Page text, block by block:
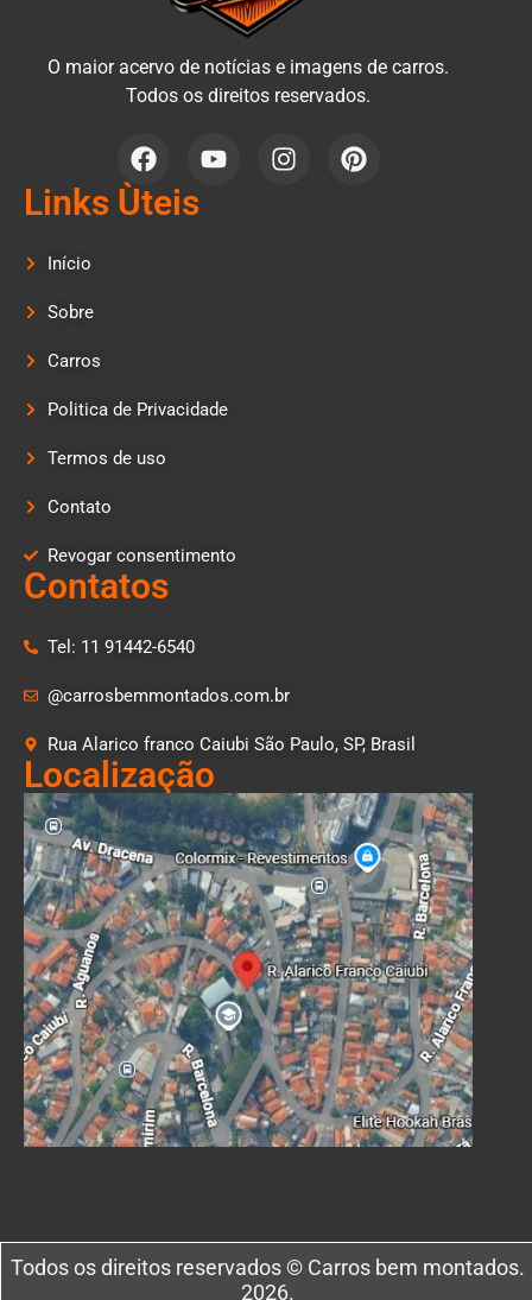
O maior acervo de notícias e imagens de carros.
Todos os direitos reservados.
Links Ùteis
Início
Sobre
Carros
Politica de Privacidade
Termos de uso
Contato
Revogar consentimento
Contatos
Tel: 11 91442-6540
@carrosbemmontados.com.br
Rua Alarico franco Caiubi São Paulo, SP, Brasil
Localização
Todos os direitos reservados © Carros bem montados.
2026.